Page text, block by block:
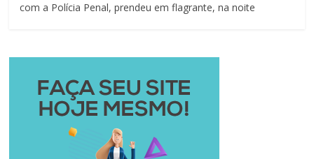
com a Polícia Penal, prendeu em flagrante, na noite